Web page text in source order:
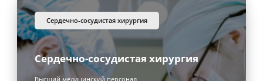
сердечно-сосудистая хирургия
Сердечно-сосудистая хирургия
Высший медицинский персонал